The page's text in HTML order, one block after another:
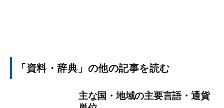
「資料・辞典」の他の記事を読む
主な国・地域の主要言語・通貨